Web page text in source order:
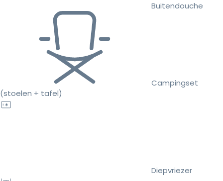
Buitendouche
Campingset
(stoelen + tafel)
Diepvriezer